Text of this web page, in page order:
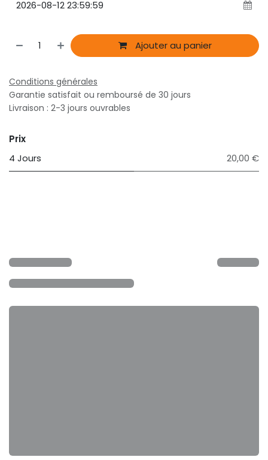
Ajouter au panier
Conditions générales
Garantie satisfait ou remboursé de 30 jours
Livraison : 2-3 jours ouvrables
Prix
4 Jours
20,00 €